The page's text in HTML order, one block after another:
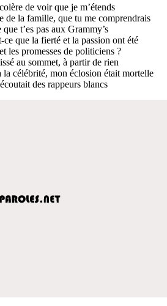
de voir que je m’étends
de la famille, que tu me comprendrais
t’es pas aux Grammy’s
ce que la fierté et la passion ont été
les promesses de politiciens ?
au sommet, à partir de rien
la célébrité, mon éclosion était mortelle
des rappeurs blancs